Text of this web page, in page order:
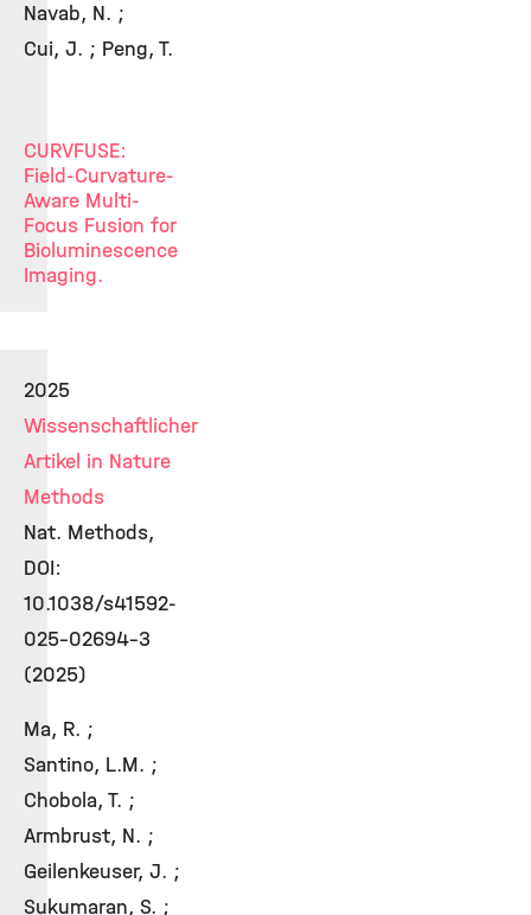
Navab, N. ;
Cui, J. ; Peng, T.
CURVFUSE:
Field-Curvature-
Aware Multi-
Focus Fusion for
Bioluminescence
Imaging.
2025
Wissenschaftlicher
Artikel in Nature
Methods
Nat. Methods,
DOI:
10.1038/s41592-
025-02694-3
(2025)
Ma, R. ;
Santino, L.M. ;
Chobola, T. ;
Armbrust, N. ;
Geilenkeuser, J. ;
Sukumaran, S. ;